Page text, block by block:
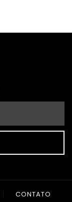
CONTATO